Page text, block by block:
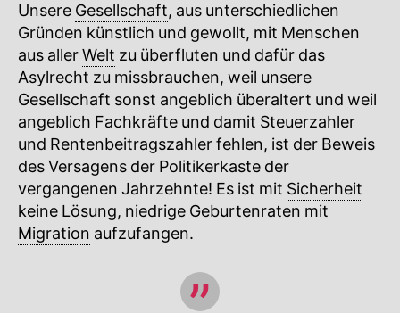
Unsere Gesellschaft, aus unterschiedlichen
Gründen künstlich und gewollt, mit Menschen
aus allerWelt zu überfluten und dafür das
Asylrecht zu missbrauchen, weil unsere
Gesellschaft sonst angeblich überaltert und weil
angeblich Fachkräfte und damit Steuerzahler
und Rentenbeitragszahler fehlen, ist der Beweis
des Versagens der Politikerkaste der
vergangenen Jahrzehnte! Es ist mit Sicherheit
keine Lösung, niedrige Geburtenraten mit
Migration aufzufangen.